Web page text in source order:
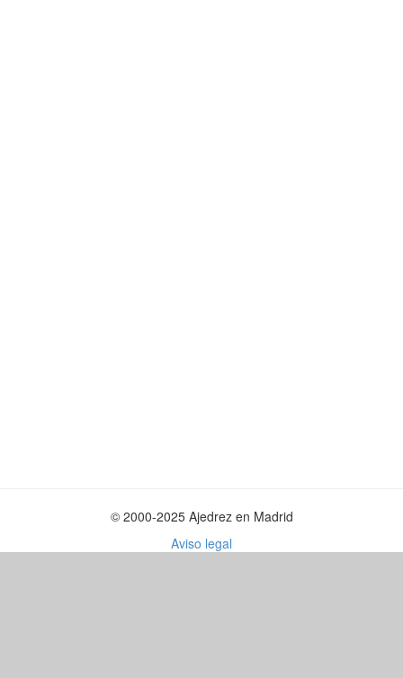
© 2000-2025 Ajedrez en Madrid
Aviso legal